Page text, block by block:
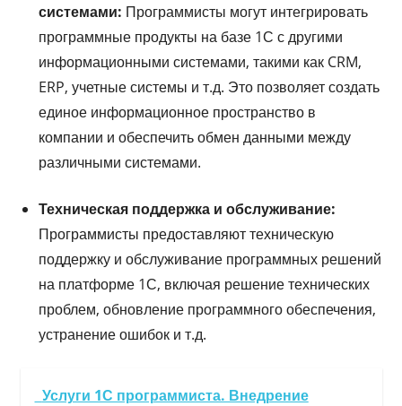
системами: Программисты могут интегрировать
программные продукты на базе 1С с другими
информационными системами, такими как CRM,
ERP, учетные системы и т.д. Это позволяет создать
единое информационное пространство в
компании и обеспечить обмен данными между
различными системами.
Техническая поддержка и обслуживание:
Программисты предоставляют техническую
поддержку и обслуживание программных решений
на платформе 1С, включая решение технических
проблем, обновление программного обеспечения,
устранение ошибок и т.д.
Услуги 1С программиста. Внедрение